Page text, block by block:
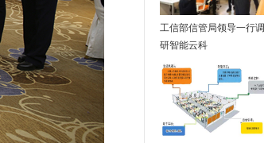
工信部信管局领导一行调
研智能云科